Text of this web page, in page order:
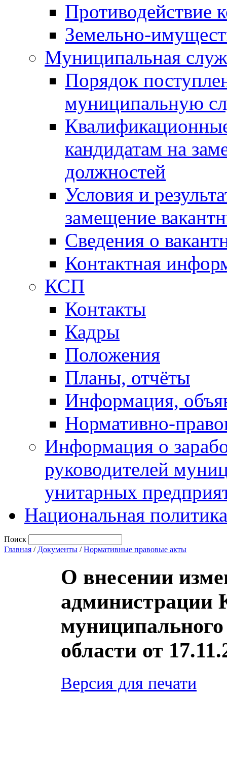
Противодействие
Земельно-
Муниципальная
Порядок
муниципальную
кандидатам на
должностей
Условия и
замещение
Сведения о
Контактная
КСП
Контакты
Кадры
Положения
Планы, отчёты
Информация,
Нормативно-
Информация о
руководителей
унитарных
Национальная политика
Поиск
Главная / Документы /Нормативные правовые акты
О внесении
администрации
области от
Версия для печати